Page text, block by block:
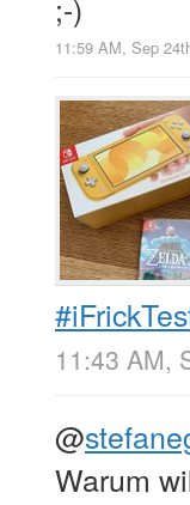
11:59 AM, Sep
11:43 AM,
@
Warum